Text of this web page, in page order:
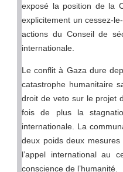
exposé la position de la
explicitement un cessez-
actions du Conseil de
internationale.
Le conflit à Gaza dure
catastrophe humanitaire
droit de veto sur le projet
fois de plus la
internationale. La
deux poids deux
l’appel international au
conscience de l’humanité.